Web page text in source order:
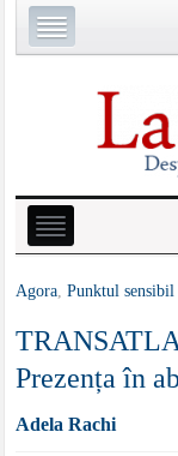
Agora ,Punktul sensibil
Prezența în
Adela Rachi